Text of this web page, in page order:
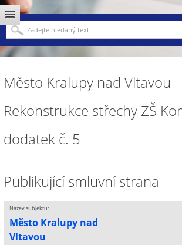
Město Kralupy nad Vltavou -
Rekonstrukce střechy ZŠ
dodatek č. 5
Publikující smluvní strana
Název subjektu:
Město Kralupy nad
Vltavou